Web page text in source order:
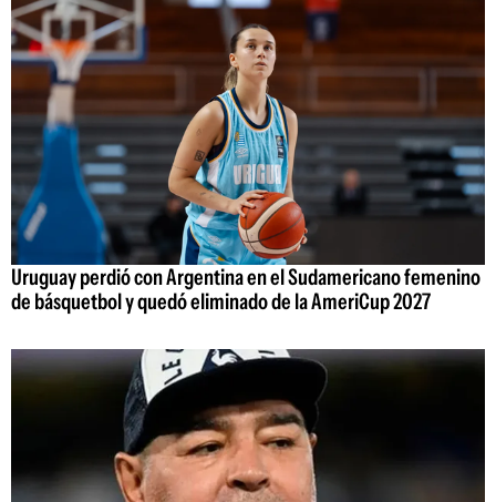
Uruguay perdió con Argentina en el Sudamericano femenino
de básquetbol y quedó eliminado de la AmeriCup 2027